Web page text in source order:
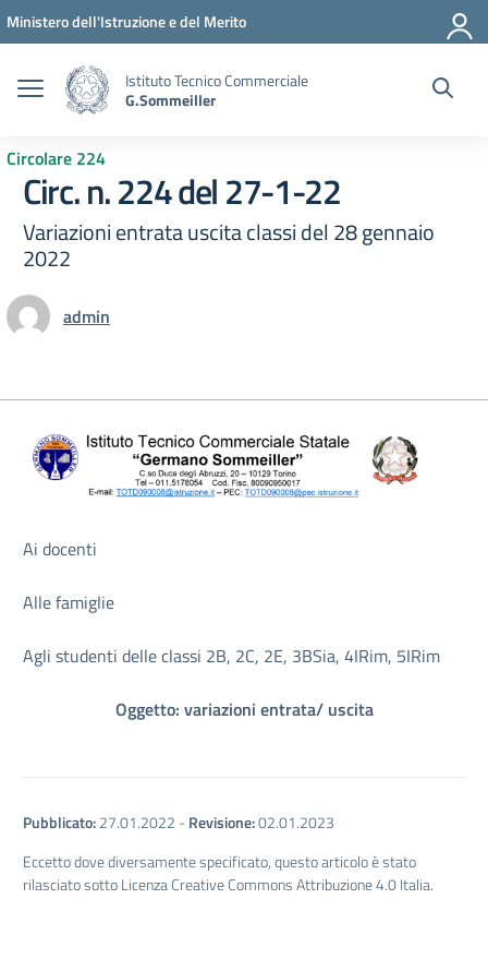
Vai ai contenuti
Vai al menu di navigazione
Vai al footer
Ministero dell'Istruzione e del Merito
Istituto Tecnico Commerciale
G.Sommeiller
Circolare 224
Circ. n. 224 del 27-1-22
Variazioni entrata uscita classi del 28 gennaio
2022
admin
Ai docenti
Alle famiglie
Agli studenti delle classi 2B, 2C, 2E, 3BSia, 4IRim, 5IRim
Oggetto: variazioni entrata/ uscita
Pubblicato:27.01.2022 -Revisione:02.01.2023
Eccetto dove diversamente specificato, questo articolo è stato
rilasciato sotto Licenza Creative Commons Attribuzione 4.0 Italia.